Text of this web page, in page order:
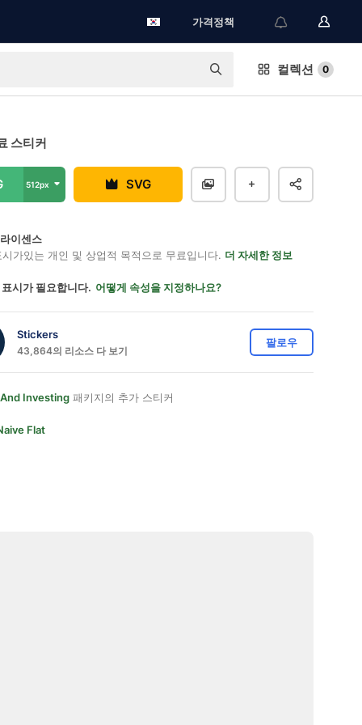
가격정책
컬렉션 0
스티커
512px SVG
이센스
가있는 개인 및 상업적 목적으로 무료입니다. 더 자세한 정보
시가 필요합니다. 어떻게 속성을 지정하나요?
Stickers
43,864의 리소스 다 보기
팔로우
Investing 패키지의 추가 스티커
Flat